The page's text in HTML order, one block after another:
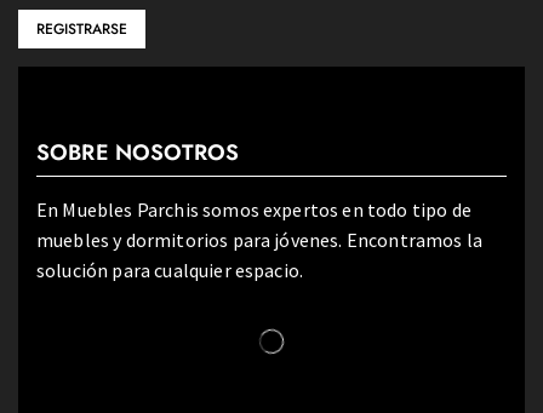
SOBRE NOSOTROS
En Muebles Parchis somos expertos en todo tipo de
muebles y dormitorios para jóvenes. Encontramos la
solución para cualquier espacio.